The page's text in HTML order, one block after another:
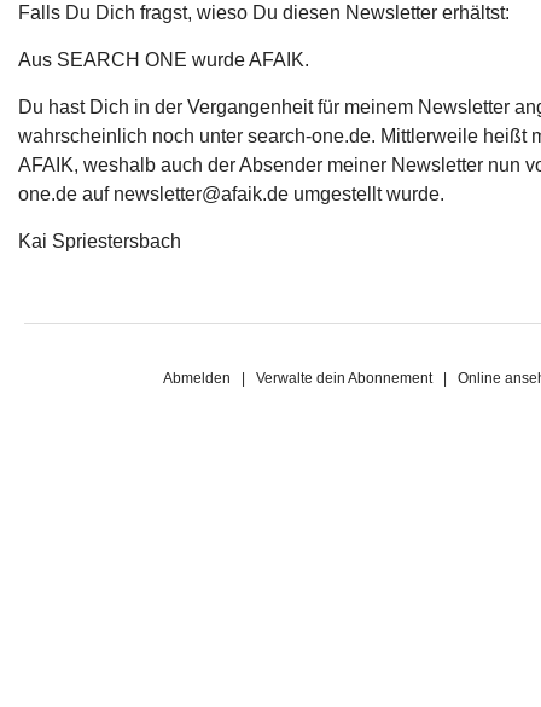
Falls Du Dich fragst, wieso Du diesen Newsletter erhältst:
Aus SEARCH ONE wurde AFAIK.
Du hast Dich in der Vergangenheit für meinem Newsletter
wahrscheinlich noch unter search-one.de. Mittlerweile heißt
AFAIK, weshalb auch der Absender meiner Newsletter nun
one.de auf newsletter@afaik.de umgestellt wurde.
Kai Spriestersbach
Abmelden Verwalte dein Abonnement| Online